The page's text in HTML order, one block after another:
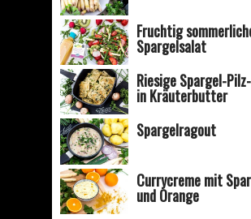
Fruchtig
Spargelsalat
Riesige Spargel-
in Kräuterbutter
Spargelragout
Currycreme mit
und Orange